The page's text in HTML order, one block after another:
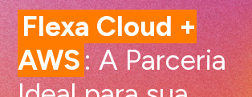
Flexa Cloud +
AWS: A Parceria